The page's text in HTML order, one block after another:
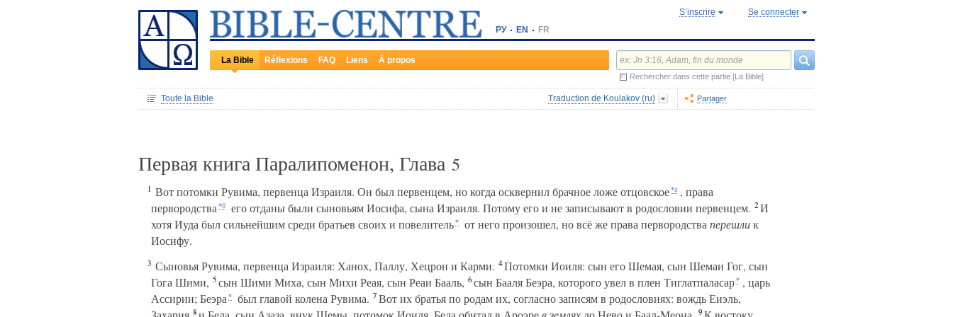
РУ EN FR
S’inscrire Se connecter
La Bible Réflexions FAQ Liens À propos
Rechercher dans cette partie [La Bible]
Toute la Bible Traduction de Koulakov (ru) Partager
Первая книга Паралипоменон, Глава 5
1 Вот потомки Рувима, первенца Израиля. Он был первенцем, но когда осквернил брачное ложе отцовское*а , права
первородства *б его отданы были сыновьям Иосифа, сына Израиля. Потому его и не записывают в родословии первенцем. 2И
хотя Иуда был сильнейшим среди братьев своих и повелитель* от него произошел, но всё же права первородства перешлик
Иосифу.
3 Сыновья Рувима, первенца Израиля: Ханох, Паллу, Хецрон и Карми. 4Потомки Иоиля: сын его Шемая, сын Шемаи Гог, сын
Гога Шими, 5сын Шими Миха, сын Михи Реая, сын Реаи Бааль, 6сын Бааля Беэра, которого увел в плен Тиглатпаласар* , царь
Ассирии; Беэра * был главой колена Рувима. 7Вот их братья по родам их, согласно записям в родословиях: вождь Еиэль,
8 9